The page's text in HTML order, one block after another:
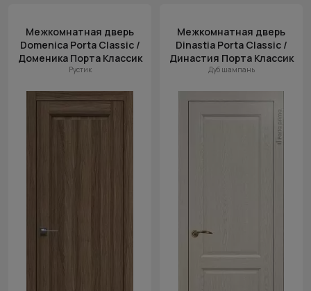
Межкомнатная дверь
Domenica Porta Classic /
Доменика Порта Классик
Рустик
Межкомнатная дверь
Dinastia Porta Classic /
Династия Порта Классик
Дуб шампань